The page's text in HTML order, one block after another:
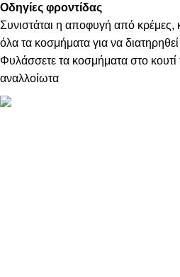
Οδηγίες φροντίδας
Συνιστάται η αποφυγή από κρέμες,
όλα τα κοσμήματα για να
Φυλάσσετε τα κοσμήματα στο κουτί
αναλλοίωτα